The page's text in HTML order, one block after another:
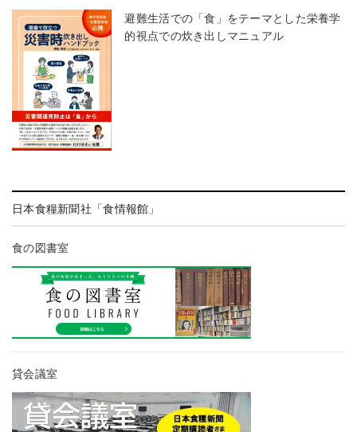
避難生活での「食」をテーマとした栄養学
的視点での炊き出しマニュアル
日本食糧新聞社「食情報館」
食の図書室
貸会議室